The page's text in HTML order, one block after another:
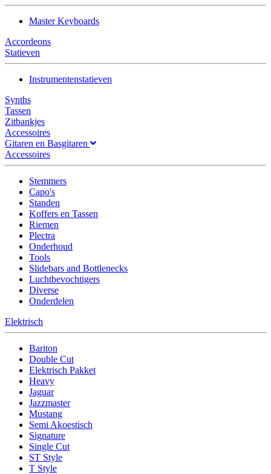
Master Keyboards
Accordeons
Statieven
Instrumentenstatieven
Synths
Tassen
Zitbankjes
Accessoires
Gitaren en Basgitaren
Accessoires
Stemmers
Capo's
Standen
Koffers en Tassen
Riemen
Plectra
Onderhoud
Tools
Slidebars and Bottlenecks
Luchtbevochtigers
Diverse
Onderdelen
Elektrisch
Bariton
Double Cut
Elektrisch Pakket
Heavy
Jaguar
Jazzmaster
Mustang
Semi Akoestisch
Signature
Single Cut
ST Style
T Style